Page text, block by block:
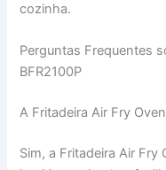
cozinha.
Perguntas Frequentes
BFR2100P
A Fritadeira Air Fry
Sim, a Fritadeira Air Fry